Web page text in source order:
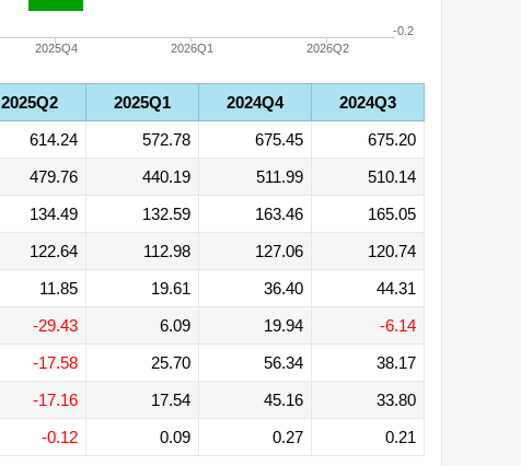
2025Q4 2026Q1 2026Q2
-0.2
2025Q2 2025Q1 2024Q4
2024Q3
614.24 572.78 675.45
675.20
479.76 440.19 511.99
510.14
134.49 132.59 163.46
165.05
122.64 112.98 127.06
120.74
11.85 19.61 36.40
44.31
-29.43 6.09 19.94
-6.14
-17.58 25.70 56.34
38.17
-17.16 17.54 45.16
33.80
-0.12 0.09 0.27 0.21